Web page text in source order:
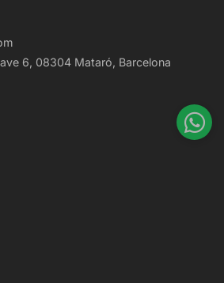
6, 08304 Mataró, Barcelona